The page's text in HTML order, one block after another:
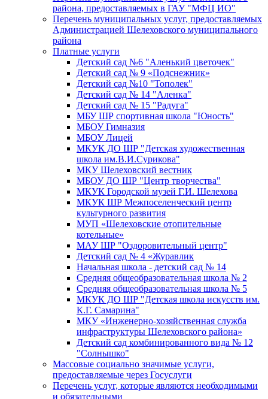
района, предоставляемых в ГАУ "МФЦ ИО"
Перечень муниципальных услуг, предоставляемых
Администрацией Шелеховского муниципального
района
Платные услуги
Детский сад №6 "Аленький цветочек"
Детский сад № 9 «Подснежник»
Детский сад №10 "Тополек"
Детский сад № 14 "Аленка"
Детский сад № 15 "Радуга"
МБУ ШР спортивная школа "Юность"
МБОУ Гимназия
МБОУ Лицей
МКУК ДО ШР "Детская художественная
школа им.В.И.Сурикова"
МКУ Шелеховский вестник
МБОУ ДО ШР "Центр творчества"
МКУК Городской музей Г.И. Шелехова
МКУК ШР Межпоселенческий центр
культурного развития
МУП «Шелеховские отопительные
котельные»
МАУ ШР "Оздоровительный центр"
Детский сад № 4 «Журавлик
Начальная школа - детский сад № 14
Средняя общеобразовательная школа № 2
Средняя общеобразовательная школа № 5
МКУК ДО ШР "Детская школа искусств им.
К.Г. Самарина"
МКУ «Инженерно-хозяйственная служба
инфраструктуры Шелеховского района»
Детский сад комбинированного вида № 12
"Солнышко"
Массовые социально значимые услуги,
предоставляемые через Госуслуги
Перечень услуг, которые являются необходимыми
и обязательными